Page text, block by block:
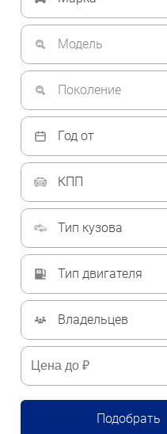
Модель
Поколение
Год от
КПП
Тип кузова
Тип двигателя
Владельцев
Подобрать